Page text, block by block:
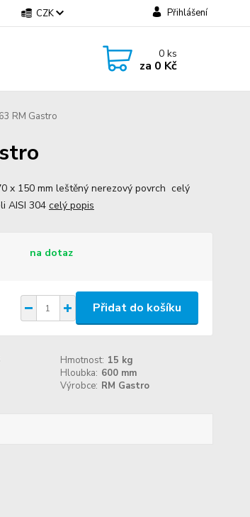
CZK Přihlášení
0ks
za 0 Kč
RM Gastro
x 150 mm leštěný nerezový povrch celý
AISI 304 celý popis
na dotaz
Přidat do košíku
Hmotnost: 15 kg
Hloubka: 600 mm
Výrobce: RM Gastro